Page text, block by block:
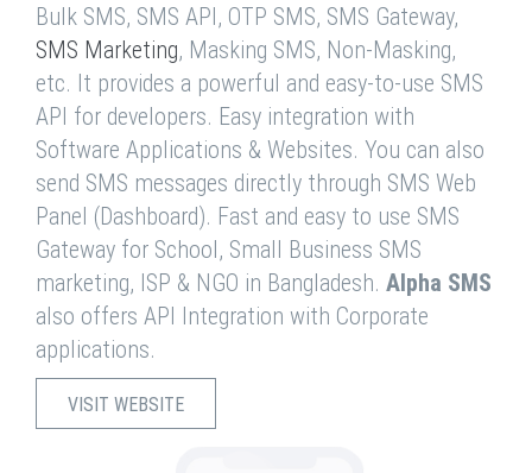
Bulk SMS, SMS API, OTP SMS, SMS Gateway,
SMS Marketing, Masking SMS, Non-Masking,
etc. It provides a powerful and easy-to-use SMS
API for developers. Easy integration with
Software Applications & Websites. You can also
send SMS messages directly through SMS Web
Panel (Dashboard). Fast and easy to use SMS
Gateway for School, Small Business SMS
marketing, ISP & NGO in Bangladesh. Alpha SMS
also offers API Integration with Corporate
applications.
VISIT WEBSITE